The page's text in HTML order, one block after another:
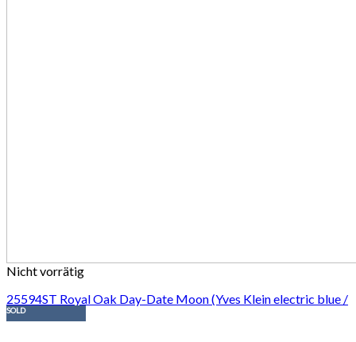
SOLD
Nicht vorrätig
25594ST Royal Oak Day-Date Moon (Yves Klein electric blue /
full set)